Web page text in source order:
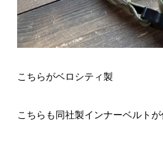
こちらがベロシティ製
こちらも同社製インナーベルト